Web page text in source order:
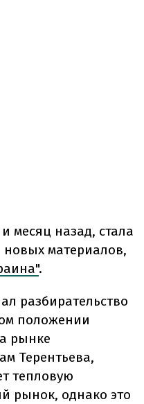
месяц назад, стала
новых материалов,
.
разбирательство
положении
рынке
Терентьева,
тепловую
рынок, однако это